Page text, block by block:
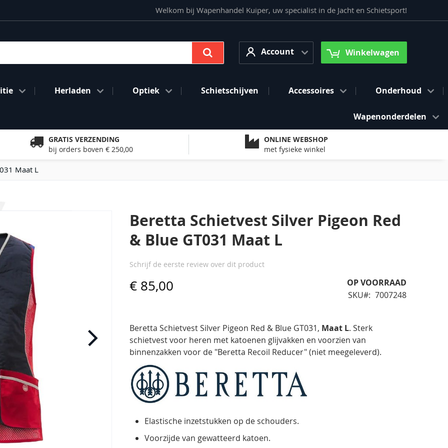
Welkom bij Wapenhandel Kuiper, uw specialist in de Jacht en Schietsport!
AccountAccount Winkelwagen
Herladen Optiek Schietschijven Accessoires Onderhoud
Wapenonderdelen
GRATIS VERZENDING
bij orders boven € 250,00
ONLINE WEBSHOP
met fysieke winkel
Maat L
Beretta Schietvest Silver Pigeon Red
& Blue GT031 Maat L
Schrijf de eerste review over dit product
€ 85,00
OP VOORRAAD
SKU
7007248
Beretta Schietvest Silver Pigeon Red & Blue GT031, Maat L. Sterk
schietvest voor heren met katoenen glijvakken en voorzien van
binnenzakken voor de "Beretta Recoil Reducer" (niet meegeleverd).
Elastische inzetstukken op de schouders.
Voorzijde van gewatteerd katoen.